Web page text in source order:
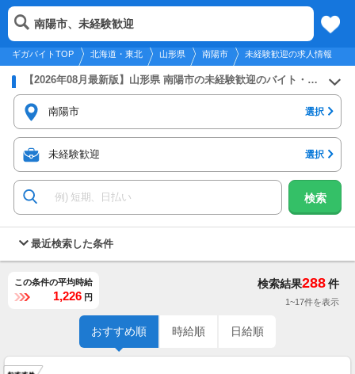
2026年8月7日更新
北海道・東北
メニュー
ギガバイトTOP 北海道・東北 山形県 南陽市 未経験歓迎の求人情報
南陽市、未経験歓迎
【2026年08月最新版】山形県 南陽市の未経験歓迎のバイト・アルバイト・パートの求人募集情報
南陽市 選択
未経験歓迎 選択
検索
最近検索した条件
この条件の平均時給
1,226 円
検索結果288件
1~17件を表示
おすすめ順 時給順 日給順